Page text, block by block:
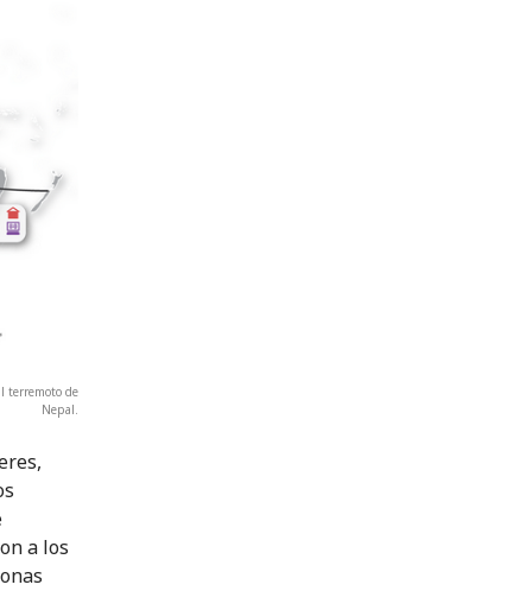
terremoto de
Nepal.
a los